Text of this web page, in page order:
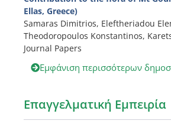
Ellas, Greece)
Samaras Dimitrios, Eleftheriadou
Theodoropoulos Konstantinos,
Journal Papers
Εμφάνιση περισσότερων
Επαγγελματική Εμπειρία